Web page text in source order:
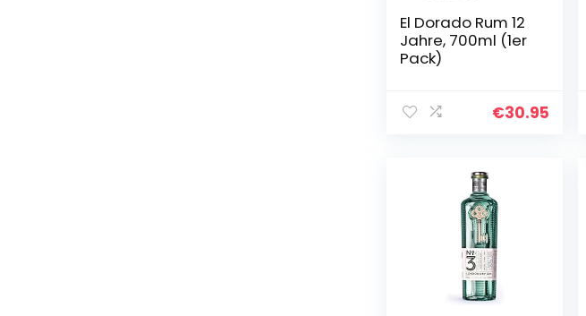
El Dorado Rum 12
Jahre, 700ml (1er
Pack)
€30.95